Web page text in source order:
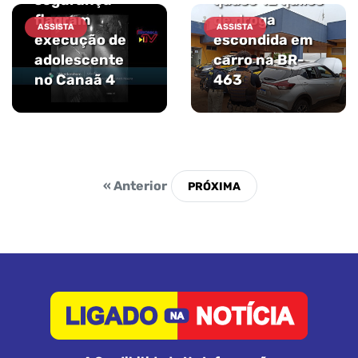
ASSISTA
flagram
execução de
adolescente
no Canaã 4
ASSISTA
de droga
escondida em
carro na BR-
463
« Anterior